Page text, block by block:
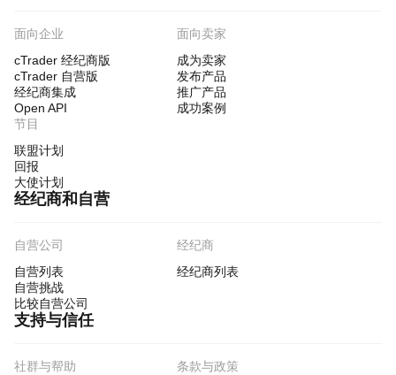
面向企业
cTrader 经纪商版
cTrader 自营版
经纪商集成
Open API
面向卖家
成为卖家
发布产品
推广产品
成功案例
节目
联盟计划
回报
大使计划
经纪商和自营
自营公司
自营列表
自营挑战
比较自营公司
经纪商
经纪商列表
支持与信任
社群与帮助
条款与政策